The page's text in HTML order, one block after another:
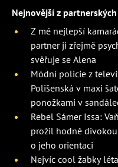
Nejnovější z
Z mé nejlepší
partner ji zřejmě
svěřuje se Alena
Módní policie z
Polišenská v maxi
ponožkami v
Rebel Sámer Issa:
prožil hodně
o jeho orientaci
Nejvíc cool žabky